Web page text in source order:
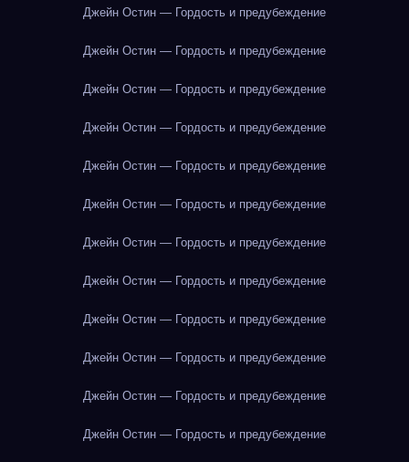
Джейн Остин — Гордость и предубеждение
Джейн Остин — Гордость и предубеждение
Джейн Остин — Гордость и предубеждение
Джейн Остин — Гордость и предубеждение
Джейн Остин — Гордость и предубеждение
Джейн Остин — Гордость и предубеждение
Джейн Остин — Гордость и предубеждение
Джейн Остин — Гордость и предубеждение
Джейн Остин — Гордость и предубеждение
Джейн Остин — Гордость и предубеждение
Джейн Остин — Гордость и предубеждение
Джейн Остин — Гордость и предубеждение